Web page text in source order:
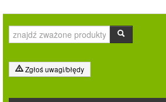
Zgłoś uwagi/błędy